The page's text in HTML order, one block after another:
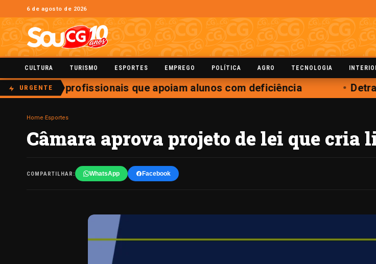
6 de agosto de 2026
CULTURA TURISMO ESPORTES EMPREGO POLÍTICA AGRO TECNOLOGIA
URGENTE
sobre profissionais que apoiam alunos com deficiência
Home Esportes
Câmara aprova projeto de lei que cria
COMPARTILHAR: WhatsApp Facebook